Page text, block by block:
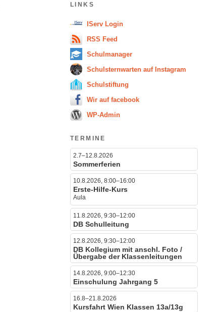
LINKS
IServ Login
RSS Feed
Schulmanager
Schulsternwarten auf Instagram
Schulstiftung
Wir auf facebook
WP-Admin
TERMINE
2.7–12.8.2026
Sommerferien
10.8.2026, 8:00–16:00
Erste-Hilfe-Kurs
Aula
11.8.2026, 9:30–12:00
DB Schulleitung
12.8.2026, 9:30–12:00
DB Kollegium mit anschl. Foto /
Übergabe der Klassenleitungen
14.8.2026, 9:00–12:30
Einschulung Jahrgang 5
16.8–21.8.2026
Kursfahrt Wien Klassen 13a/13g